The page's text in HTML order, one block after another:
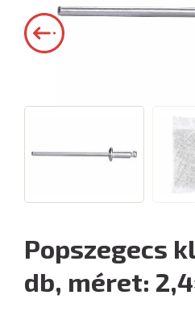
Popszegecs
db, méret: